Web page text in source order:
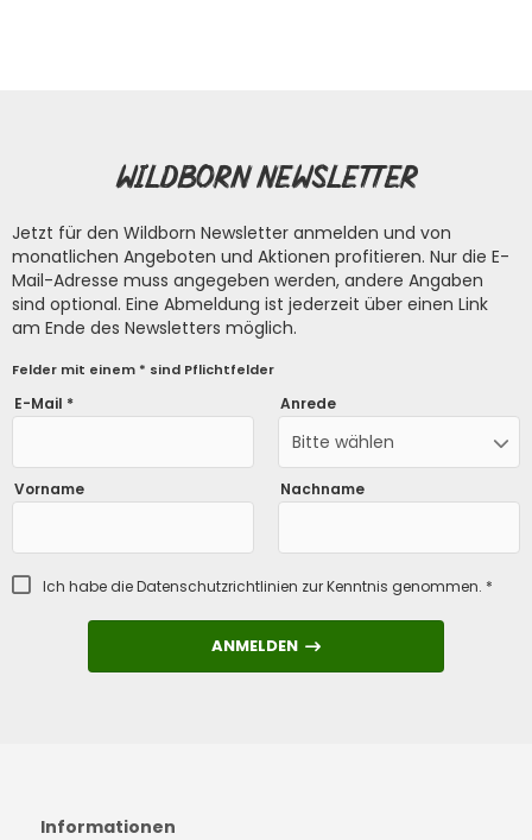
Wildborn Newsletter
Jetzt für den Wildborn Newsletter anmelden und von
monatlichen Angeboten und Aktionen profitieren. Nur die E-
Mail-Adresse muss angegeben werden, andere Angaben
sind optional. Eine Abmeldung ist jederzeit über einen Link
am Ende des Newsletters möglich.
Felder mit einem * sind Pflichtfelder
E-Mail * Anrede
Bitte wählen
Vorname Nachname
Ich habe dieDatenschutzrichtlinien zur Kenntnis genommen. *
ANMELDEN
ANMELDEN
Informationen